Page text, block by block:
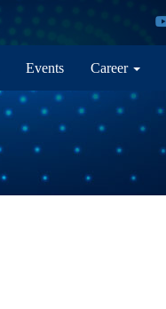
Events Career